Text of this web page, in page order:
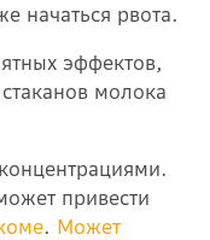
начаться рвота.
эффектов,
молока
привести
. Может